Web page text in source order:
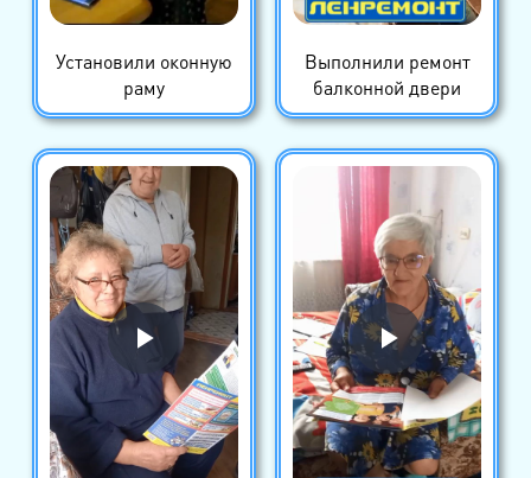
Установили оконную
раму
Выполнили ремонт
балконной двери